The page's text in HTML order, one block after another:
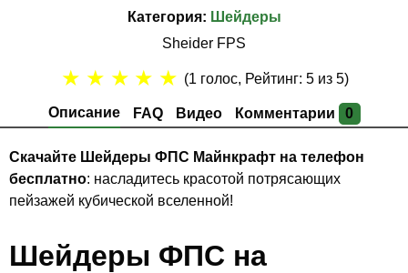
Категория: Шейдеры
Sheider FPS
Описание FAQ Видео Комментарии 0
★ ★ ★ ★ ★ (1 голос, Рейтинг:5 из 5)
Скачайте Шейдеры ФПС Майнкрафт на телефон
бесплатно: насладитесь красотой потрясающих
пейзажей кубической вселенной!
Шейдеры ФПС на